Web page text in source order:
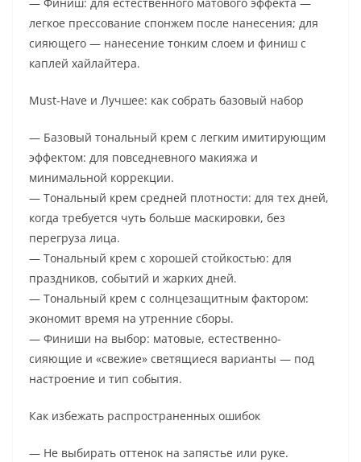
легкое прессование спонжем после нанесения; для
сияющего — нанесение тонким слоем и финиш с
каплей хайлайтера.
Must-Have и Лучшее: как собрать базовый набор
— Базовый тональный крем с легким имитирующим
эффектом: для повседневного макияжа и
минимальной коррекции.
— Тональный крем средней плотности: для тех дней,
когда требуется чуть больше маскировки, без
перегруза лица.
— Тональный крем с хорошей стойкостью: для
праздников, событий и жарких дней.
— Тональный крем с солнцезащитным фактором:
экономит время на утренние сборы.
— Финиши на выбор: матовые, естественно-
сияющие и «свежие» светящиеся варианты — под
настроение и тип события.
Как избежать распространенных ошибок
— Не выбирать оттенок на запястье или руке.